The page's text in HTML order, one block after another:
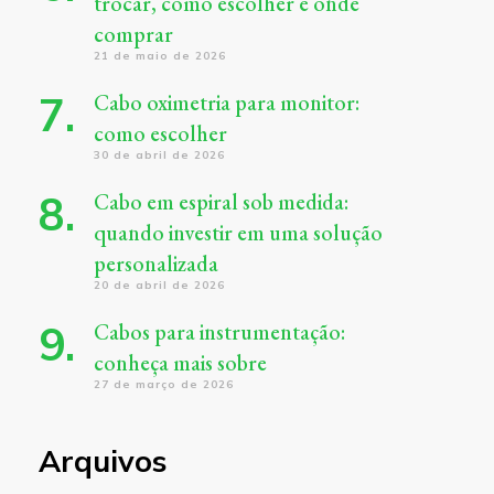
comprar
21 de maio de 2026
Cabo oximetria para monitor:
como escolher
30 de abril de 2026
Cabo em espiral sob medida:
quando investir em uma solução
personalizada
20 de abril de 2026
Cabos para instrumentação:
conheça mais sobre
27 de março de 2026
Arquivos